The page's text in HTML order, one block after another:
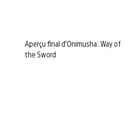
Aperçu final d’Onimusha: Way of
the Sword